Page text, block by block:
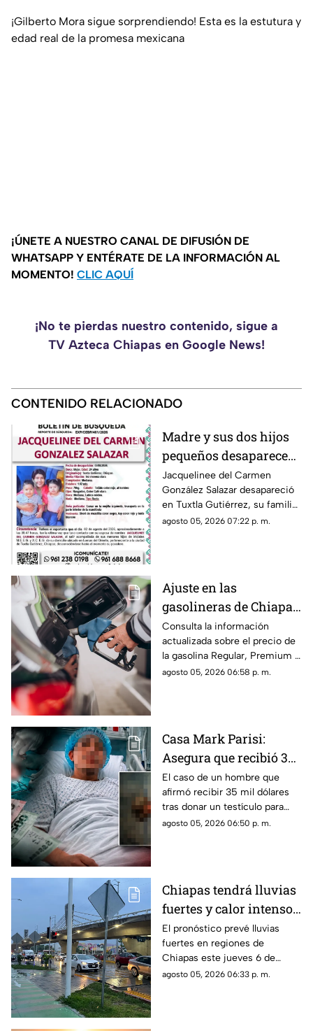
¡Gilberto Mora sigue sorprendiendo! Esta es la estutura y
edad real de la promesa mexicana
¡ÚNETE A NUESTRO CANAL DE DIFUSIÓN DE
WHATSAPP Y ENTÉRATE DE LA INFORMACIÓN AL
MOMENTO! CLIC AQUÍ
¡No te pierdas nuestro contenido, sigue a
TV Azteca Chiapas en Google News!
CONTENIDO RELACIONADO
Madre y sus dos hijos
pequeños desaparecen
en Tuxtla Gutiérrez ¡Su
esposo levantó una
ficha de busqueda!
Jacquelinee del Carmen
González Salazar desapareció
en Tuxtla Gutiérrez, su familia
lo busca, por lo que han
agosto 05, 2026 07:22 p. m.
Ajuste en las
gasolineras de Chiapas:
Precio de la Magna,
Premium y Diésel este
jueves 6 de agosto
Consulta la información
actualizada sobre el precio de
la gasolina Regular, Premium y
Diésel en las estaciones de
agosto 05, 2026 06:58 p. m.
Casa Mark Parisi:
Asegura que recibió 35
mil dólares por donar
un t3stícul0
El caso de un hombre que
afirmó recibir 35 mil dólares
tras donar un testículo para
investigación científica volvió
agosto 05, 2026 06:50 p. m.
Chiapas tendrá lluvias
fuertes y calor intenso
este jueves 6 de agosto
El pronóstico prevé lluvias
fuertes en regiones de
Chiapas este jueves 6 de
agosto, mientras el ambiente
agosto 05, 2026 06:33 p. m.